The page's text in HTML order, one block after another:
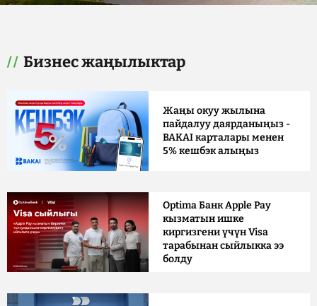
Бизнес жаңылыктар
Жаңы окуу жылына
пайдалуу даярданыңыз -
BAKAI карталары менен
5% кешбэк алыңыз
Optima Банк Apple Pay
кызматын ишке
киргизгени үчүн Visa
тарабынан сыйлыкка ээ
болду